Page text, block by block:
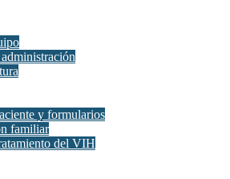
y formularios
familiar
del VIH